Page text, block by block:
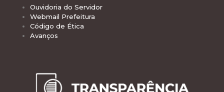
Ouvidoria do Servidor
Webmail Prefeitura
Código de Ética
Avanços